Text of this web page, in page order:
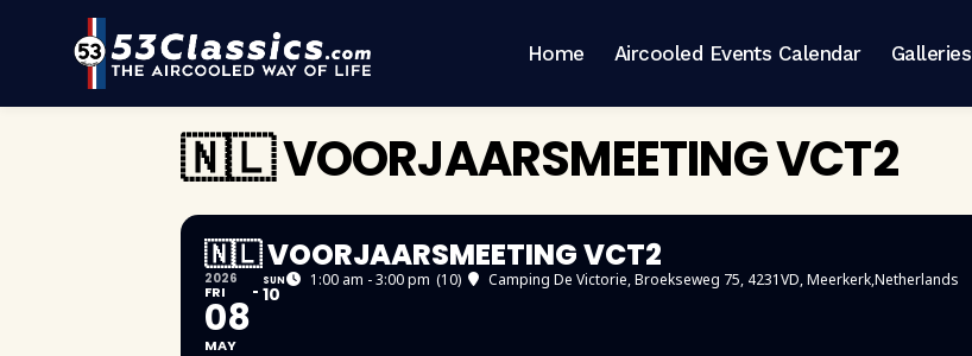
Home Aircooled Events Calendar Galleries
🇳🇱 VOORJAARSMEETING VCT2
🇳🇱 VOORJAARSMEETING VCT2
2026
FRI
08
MAY
SUN
10
1:00 am - 3:00 pm (10) Camping De Victorie, Broekseweg 75, 4231VD, Meerkerk,Netherlands